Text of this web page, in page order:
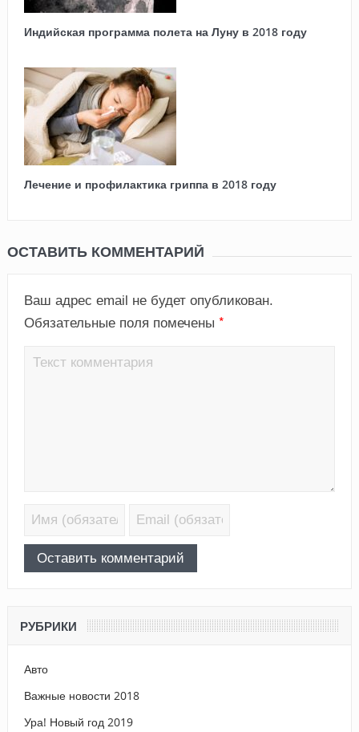
Индийская программа полета на Луну в 2018 году
Лечение и профилактика гриппа в 2018 году
ОСТАВИТЬ КОММЕНТАРИЙ
Ваш адрес email не будет опубликован.
Обязательные поля помечены *
РУБРИКИ
Авто
Важные новости 2018
Ура! Новый год 2019